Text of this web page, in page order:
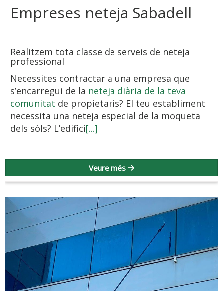
Empreses neteja Sabadell
Realitzem tota classe de serveis de neteja
professional
Necessites contractar a una empresa que
s’encarregui de la neteja diària de la teva
comunitat de propietaris? El teu establiment
necessita una neteja especial de la moqueta
dels sòls? L’edifici[...]
Veure més